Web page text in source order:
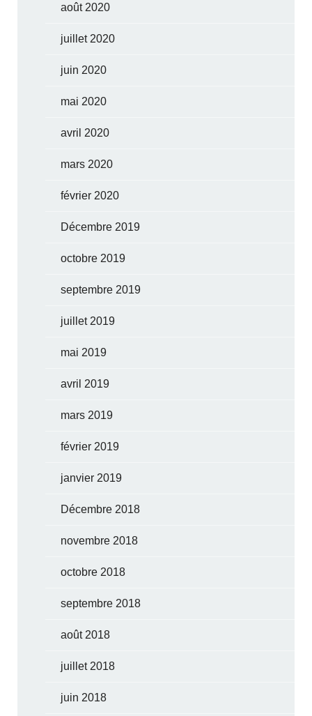
août 2020
juillet 2020
juin 2020
mai 2020
avril 2020
mars 2020
février 2020
Décembre 2019
octobre 2019
septembre 2019
juillet 2019
mai 2019
avril 2019
mars 2019
février 2019
janvier 2019
Décembre 2018
novembre 2018
octobre 2018
septembre 2018
août 2018
juillet 2018
juin 2018